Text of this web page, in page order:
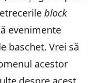
block
evenimente
baschet. Vrei să
acestor